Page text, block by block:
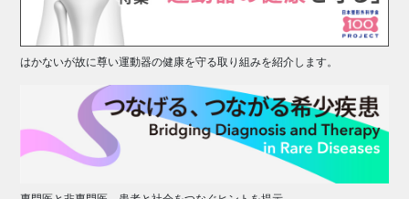
はかないが故に尊い運動器の健康を守る取り組みを紹介します。